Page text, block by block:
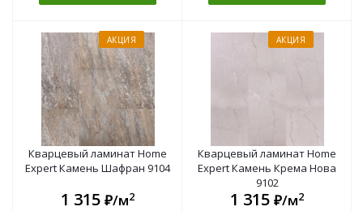
АКЦИЯ
Кварцевый ламинат Home
Expert Камень Шафран 9104
1 315 ₽/м2
АКЦИЯ
Кварцевый ламинат Home
Expert Камень Крема Нова
9102
1 315 ₽/м2